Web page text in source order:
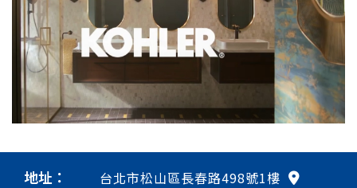
地址： 台北市松山區長春路498號1樓